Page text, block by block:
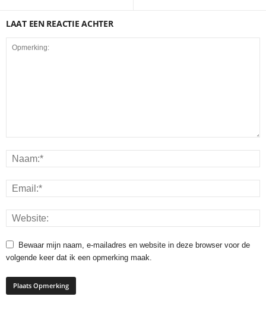
LAAT EEN REACTIE ACHTER
Bewaar mijn naam, e-mailadres en website in deze browser voor de
volgende keer dat ik een opmerking maak.